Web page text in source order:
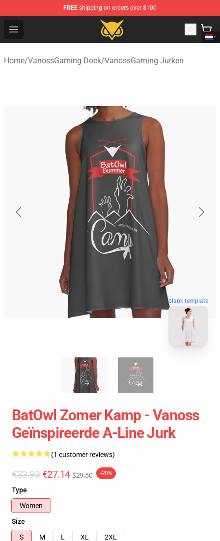
FREE shipping on orders over $100
Open menu
Vanossgaming Store - Official Vanossgaming
Home/VanossGaming Doek/VanossGaming Jurken
blank template
BatOwl Zomer Kamp - Vanoss
Geïnspireerde A-Line Jurk
(1 customer reviews)
€33.93 €27.14 $29.50 -20%
Type
Women
Size
S
M L XL 2XL